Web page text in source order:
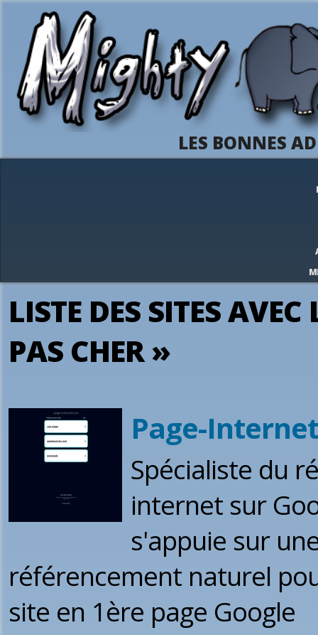
LES BONNES
LISTE DES SITES
PAS CHER »
Page-
Spécialiste du
internet sur
s'appuie sur
référencement naturel
site en 1ère page Google